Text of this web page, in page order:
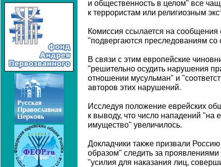
и общественность в целом" все
к террористам или религиозным
Комиссия ссылается на сообщения
"подвергаются преследованиям со
В связи с этим европейские
"решительно осудить нарушения
отношении мусульман" и
авторов этих нарушений.
Исследуя положение еврейских
к выводу, что число нападений "на
имущество" увеличилось.
Докладчики также призвали
образом" следить за
"усилия для наказания лиц,